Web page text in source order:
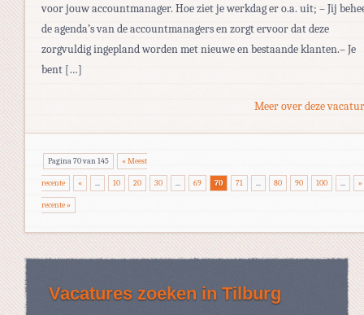
voor jouw accountmanager. Hoe ziet je werkdag er o.a. uit; – Jij
de agenda’s van de accountmanagers en zorgt ervoor dat deze
zorgvuldig ingepland worden met nieuwe en bestaande klanten.– Je
bent […]
Meer over deze
Pagina 70 van 145 « Meest
recente « ... 10 20 30 ... 69 70 71 ... 80 90 100 ... »
recente »
Vacatures zoeken in Tilburg